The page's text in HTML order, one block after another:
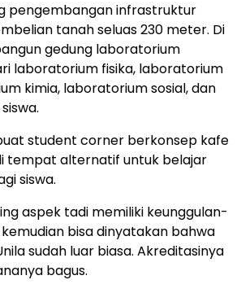
pengembangan infrastruktur
tanah seluas 230 meter. Di
gedung laboratorium
laboratorium fisika, laboratorium
kimia, laboratorium sosial, dan
student corner berkonsep kafe
tempat alternatif untuk belajar
siswa.
aspek tadi memiliki keunggulan-
bisa dinyatakan bahwa
sudah luar biasa. Akreditasinya
bagus.